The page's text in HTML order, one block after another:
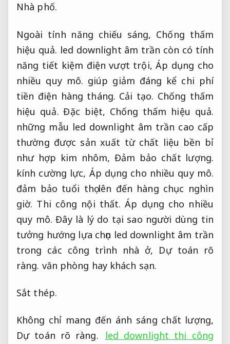
Nhà phố.
Ngoài tính năng chiếu sáng, Chống thấm
hiệu quả. led downlight âm trần còn có tính
năng tiết kiệm điện vượt trội,Áp dụng cho
nhiều quy mô. giúp giảm đáng kể chi phí
tiền điện hàng tháng. Cải tạo. Chống thấm
hiệu quả. Đặc biệt, Chống thấm hiệu quả.
những mẫu led downlight âm trần cao cấp
thường được sản xuất từ chất liệu bền bỉ
như hợp kim nhôm,Đảm bảo chất lượng.
kính cường lực, Áp dụng cho nhiều quy mô.
đảm bảo tuổi thọ lên đến hàng chục nghìn
giờ. Thi công nội thất. Áp dụng cho nhiều
quy mô. Đây là lý do tại sao người dùng tin
tưởng hướng lựa chọn led downlight âm trần
trong các công trình nhà ở, Dự toán rõ
ràng. văn phòng hay khách sạn.
Sắt thép.
Không chỉ mang đến ánh sáng chất lượng,
Dự toán rõ ràng.
led downlight thi công